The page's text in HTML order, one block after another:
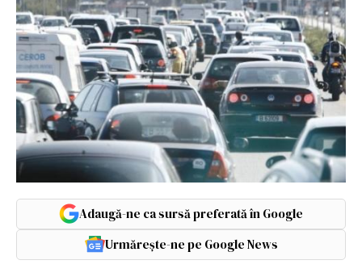
Adaugă-ne ca sursă preferată în Google
Urmărește-ne pe Google News